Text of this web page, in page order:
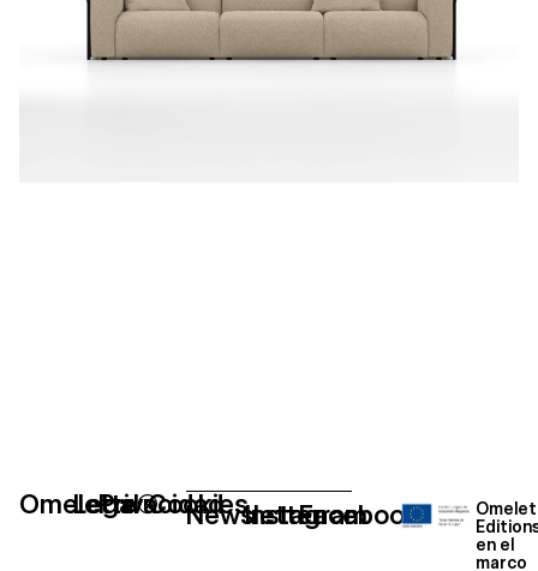
Omelette®
Legal
Privacidad
Cookies
Newsletter
Instagram
Facebook
en el
marco